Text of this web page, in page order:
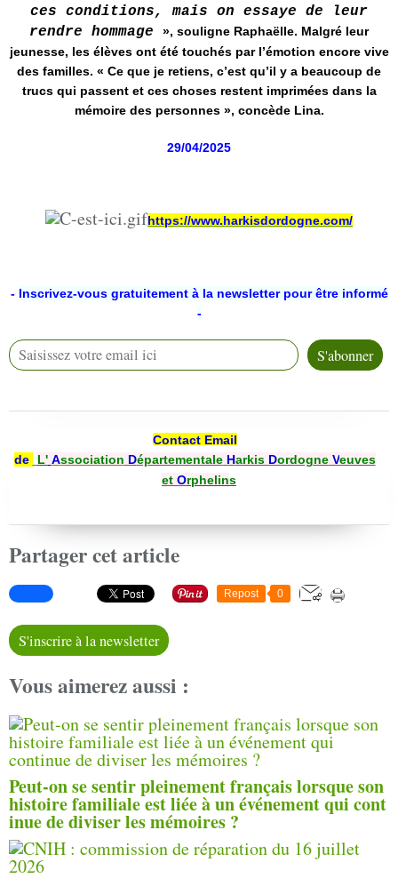
ces conditions, mais on essaye de leur
rendre hommage », souligne Raphaëlle. Malgré leur
jeunesse, les élèves ont été touchés par l’émotion encore vive
des familles. « Ce que je retiens, c’est qu’il y a beaucoup de
trucs qui passent et ces choses restent imprimées dans la
mémoire des personnes », concède Lina.
29/04/2025
https://www.harkisdordogne.com/
- Inscrivez-vous gratuitement à la newsletter pour être informé
-
Contact Email
de
L' Association DépartementaleHarkis DordogneVeuves
et Orphelins
Partager cet article
Repost 0
S'inscrire à la newsletter
Vous aimerez aussi :
Peut-on se sentir pleinement français lorsque son
histoire familiale est liée à un événement qui cont
inue de diviser les mémoires ?